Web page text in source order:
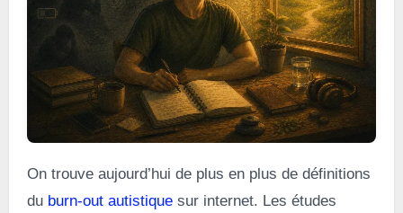
On trouve aujourd’hui de plus en plus de définitions
du burn-out autistiquesur internet. Les études